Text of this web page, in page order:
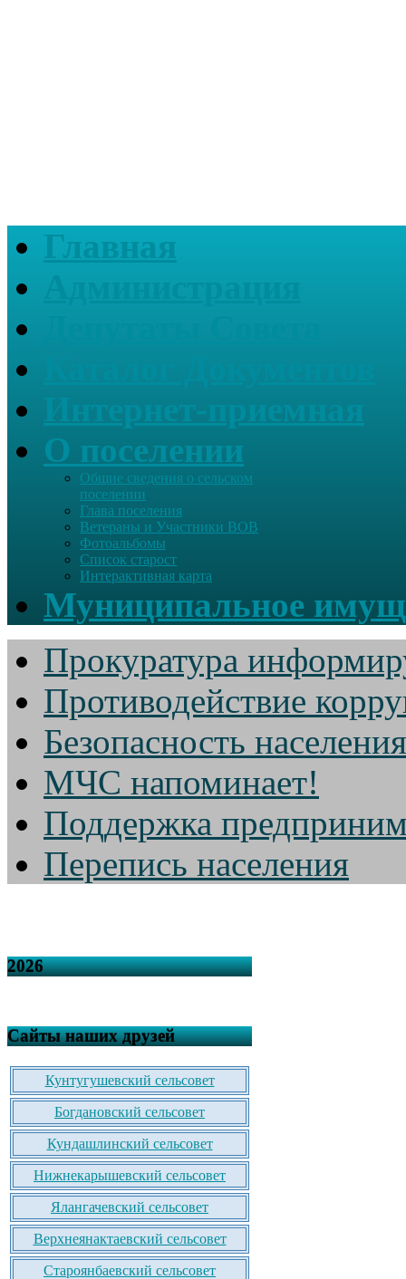
Главная
О поселении
Общие сведения о сельском
поселении
Глава поселения
Ветераны и Участники ВОВ
Фотоальбомы
Список старост
Интерактивная карта
Муниципальное
Прокуратура
Противодействие
Безопасность населения
МЧС напоминает!
Поддержка
Перепись населения
2026
Сайты наших друзей
Кунтугушевский сельсовет
Богдановский сельсовет
Кундашлинский сельсовет
Нижнекарышевский сельсовет
Ялангачевский сельсовет
Верхнеянактаевский сельсовет
Староянбаевский сельсовет